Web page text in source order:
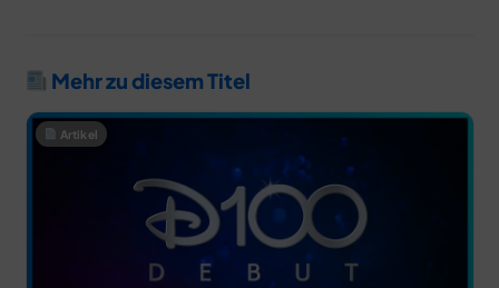
Mehr zu diesem Titel
Artikel